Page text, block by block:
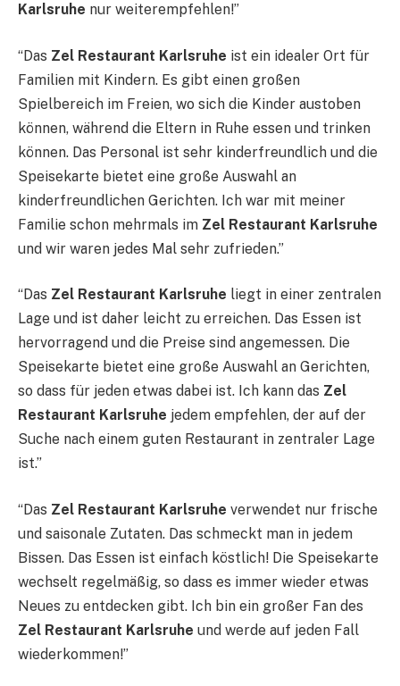
Karlsruhe nur weiterempfehlen!”
“Das Zel Restaurant Karlsruhe ist ein idealer Ort für
Familien mit Kindern. Es gibt einen großen
Spielbereich im Freien, wo sich die Kinder austoben
können, während die Eltern in Ruhe essen und trinken
können. Das Personal ist sehr kinderfreundlich und die
Speisekarte bietet eine große Auswahl an
kinderfreundlichen Gerichten. Ich war mit meiner
Familie schon mehrmals im Zel Restaurant Karlsruhe
und wir waren jedes Mal sehr zufrieden.”
“Das Zel Restaurant Karlsruhe liegt in einer zentralen
Lage und ist daher leicht zu erreichen. Das Essen ist
hervorragend und die Preise sind angemessen. Die
Speisekarte bietet eine große Auswahl an Gerichten,
so dass für jeden etwas dabei ist. Ich kann das Zel
Restaurant Karlsruhe jedem empfehlen, der auf der
Suche nach einem guten Restaurant in zentraler Lage
ist.”
“Das Zel Restaurant Karlsruhe verwendet nur frische
und saisonale Zutaten. Das schmeckt man in jedem
Bissen. Das Essen ist einfach köstlich! Die Speisekarte
wechselt regelmäßig, so dass es immer wieder etwas
Neues zu entdecken gibt. Ich bin ein großer Fan des
Zel Restaurant Karlsruhe und werde auf jeden Fall
wiederkommen!”